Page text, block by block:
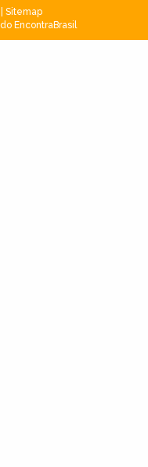
Sitemap
EncontraBrasil